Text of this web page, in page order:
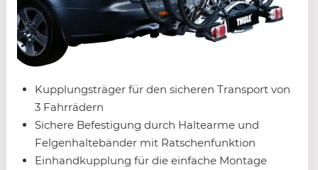
Kupplungsträger für den sicheren Transport von
3 Fahrrädern
Sichere Befestigung durch Haltearme und
Felgenhaltebänder mit Ratschenfunktion
Einhandkupplung für die einfache Montage